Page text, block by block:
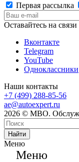
Первая рассылка
Оставайтесь на связи
Вконтакте
Telegram
YouTube
Одноклассники
Наши контакты
+7 (499) 288-85-56
ae@autoexpert.ru
2026 © МВО.
Найти
Меню
Меню